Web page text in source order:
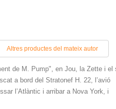
Altres productes del mateix autor
de M. Pump", en Jou, la Zette i el
a bord del Stratonef H. 22, l’avió
l’Atlàntic i arribar a Nova York, i